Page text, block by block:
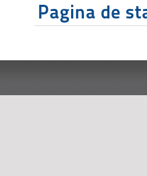
Pagina de